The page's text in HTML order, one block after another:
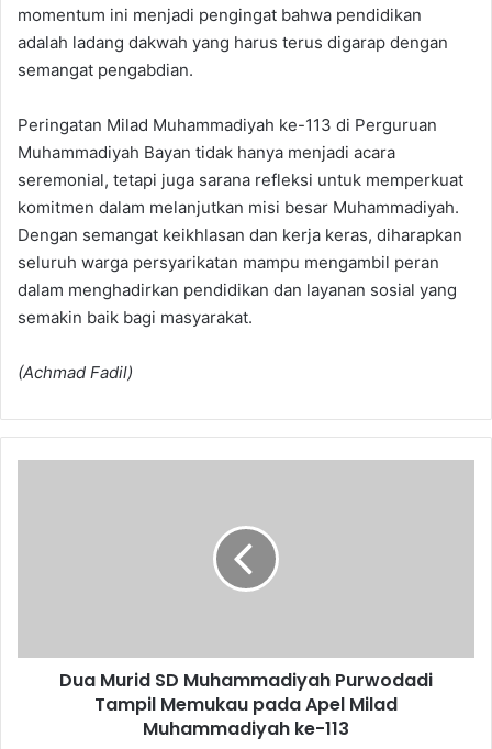
momentum ini menjadi pengingat bahwa pendidikan
adalah ladang dakwah yang harus terus digarap dengan
semangat pengabdian.
Peringatan Milad Muhammadiyah ke-113 di Perguruan
Muhammadiyah Bayan tidak hanya menjadi acara
seremonial, tetapi juga sarana refleksi untuk memperkuat
komitmen dalam melanjutkan misi besar Muhammadiyah.
Dengan semangat keikhlasan dan kerja keras, diharapkan
seluruh warga persyarikatan mampu mengambil peran
dalam menghadirkan pendidikan dan layanan sosial yang
semakin baik bagi masyarakat.
(Achmad Fadil)
Apel
Muhammadiyah
Dua Murid SD Muhammadiyah Purwodadi
Tampil Memukau pada Apel Milad
Muhammadiyah ke-113